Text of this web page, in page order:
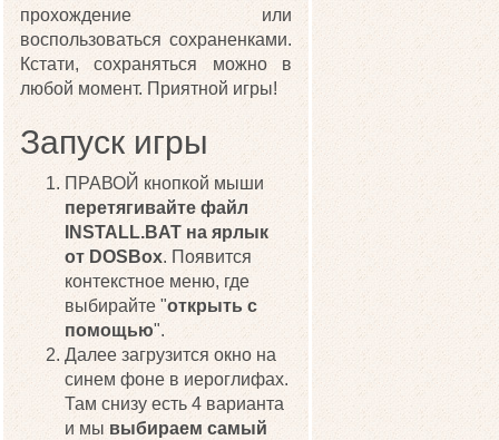
прохождение или
воспользоваться сохраненками.
Кстати, сохраняться можно в
любой момент. Приятной игры!
Запуск игры
ПРАВОЙ кнопкой мыши
перетягивайте файл
INSTALL.BAT на ярлык
от DOSBox. Появится
контекстное меню, где
выбирайте "открыть с
помощью".
Далее загрузится окно на
синем фоне в иероглифах.
Там снизу есть 4 варианта
и мы выбираем самый